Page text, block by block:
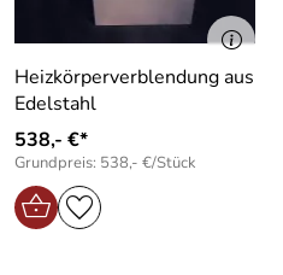
Heizkörperverblendung aus
Edelstahl
538,- €*
Grundpreis: 538,- €/Stück